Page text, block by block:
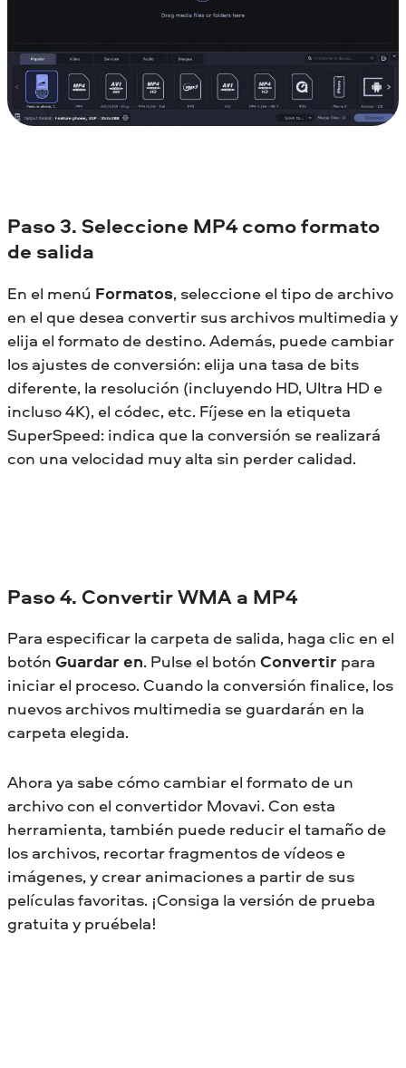
Paso 3. Seleccione MP4 como formato
de salida
En el menú Formatos, seleccione el tipo de archivo
en el que desea convertir sus archivos multimedia y
elija el formato de destino. Además, puede cambiar
los ajustes de conversión: elija una tasa de bits
diferente, la resolución (incluyendo HD, Ultra HD e
incluso 4K), el códec, etc. Fíjese en la etiqueta
SuperSpeed: indica que la conversión se realizará
con una velocidad muy alta sin perder calidad.
Paso 4. Convertir WMA a MP4
Para especificar la carpeta de salida, haga clic en el
botón Guardar en. Pulse el botón Convertir para
iniciar el proceso. Cuando la conversión finalice, los
nuevos archivos multimedia se guardarán en la
carpeta elegida.
Ahora ya sabe cómo cambiar el formato de un
archivo con el convertidor Movavi. Con esta
herramienta, también puede reducir el tamaño de
los archivos, recortar fragmentos de vídeos e
imágenes, y crear animaciones a partir de sus
películas favoritas. ¡Consiga la versión de prueba
gratuita y pruébela!